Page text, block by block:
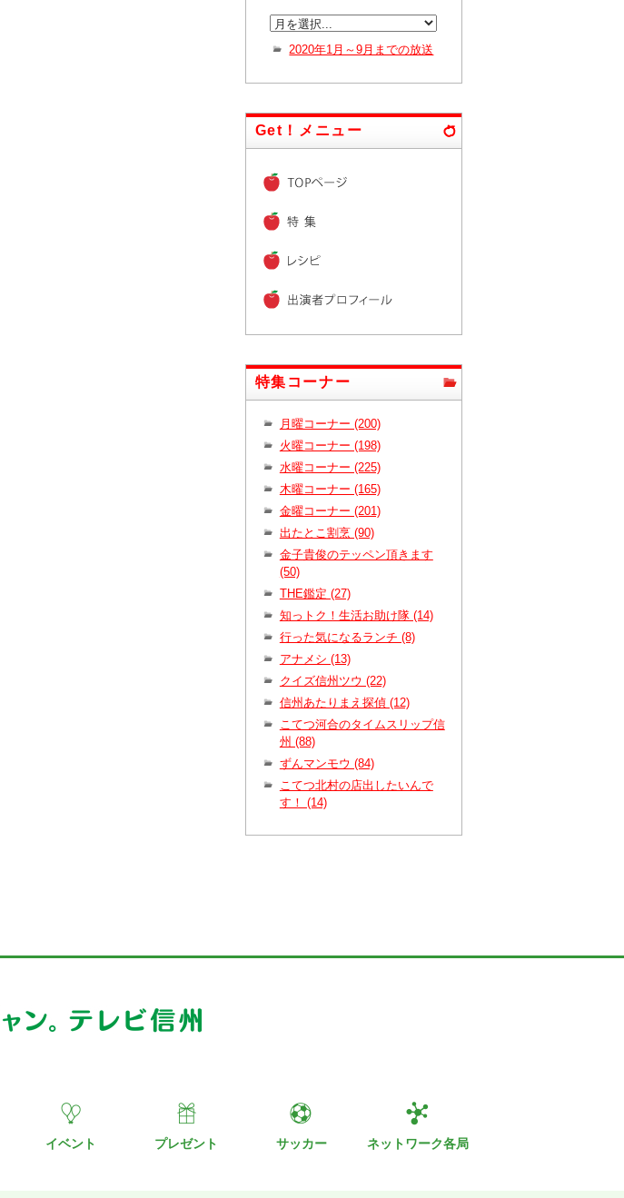
2020年1月～9月までの放送
Get！メニュー
特集コーナー
月曜コーナー (200)
火曜コーナー (198)
水曜コーナー (225)
木曜コーナー (165)
金曜コーナー (201)
出たとこ割烹 (90)
金子貴俊のテッペン頂きます
(50)
THE鑑定 (27)
知っトク！生活お助け隊 (14)
行った気になるランチ (8)
アナメシ (13)
クイズ信州ツウ (22)
信州あたりまえ探偵 (12)
こてつ河合のタイムスリップ信
州 (88)
ずんマンモウ (84)
こてつ北村の店出したいんで
す！ (14)
イベント プレゼント サッカー ネットワーク各局